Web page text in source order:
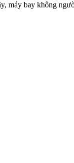
máy bay không